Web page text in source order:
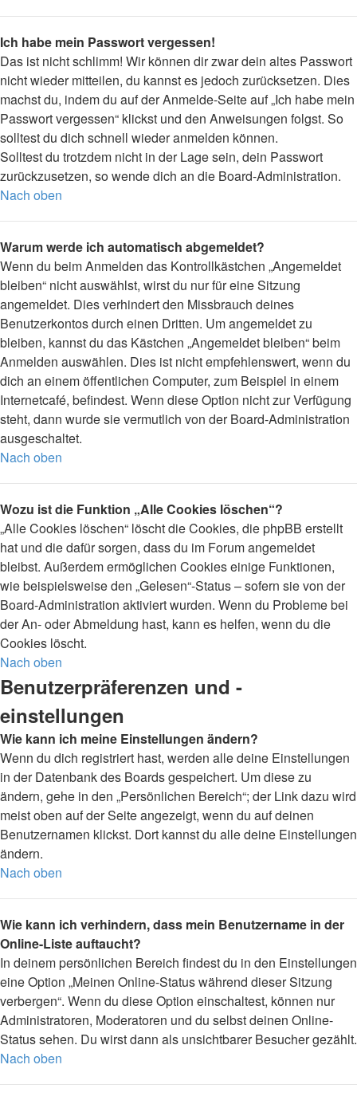
Ich habe mein Passwort vergessen!
Das ist nicht schlimm! Wir können dir zwar dein altes Passwort
nicht wieder mitteilen, du kannst es jedoch zurücksetzen. Dies
machst du, indem du auf der Anmelde-Seite auf „Ich habe mein
Passwort vergessen“ klickst und den Anweisungen folgst. So
solltest du dich schnell wieder anmelden können.
Solltest du trotzdem nicht in der Lage sein, dein Passwort
zurückzusetzen, so wende dich an die Board-Administration.
Nach oben
Warum werde ich automatisch abgemeldet?
Wenn du beim Anmelden das Kontrollkästchen „Angemeldet
bleiben“ nicht auswählst, wirst du nur für eine Sitzung
angemeldet. Dies verhindert den Missbrauch deines
Benutzerkontos durch einen Dritten. Um angemeldet zu
bleiben, kannst du das Kästchen „Angemeldet bleiben“ beim
Anmelden auswählen. Dies ist nicht empfehlenswert, wenn du
dich an einem öffentlichen Computer, zum Beispiel in einem
Internetcafé, befindest. Wenn diese Option nicht zur Verfügung
steht, dann wurde sie vermutlich von der Board-Administration
ausgeschaltet.
Nach oben
Wozu ist die Funktion „Alle Cookies löschen“?
„Alle Cookies löschen“ löscht die Cookies, die phpBB erstellt
hat und die dafür sorgen, dass du im Forum angemeldet
bleibst. Außerdem ermöglichen Cookies einige Funktionen,
wie beispielsweise den „Gelesen“-Status – sofern sie von der
Board-Administration aktiviert wurden. Wenn du Probleme bei
der An- oder Abmeldung hast, kann es helfen, wenn du die
Cookies löscht.
Nach oben
Benutzerpräferenzen und -
einstellungen
Wie kann ich meine Einstellungen ändern?
Wenn du dich registriert hast, werden alle deine Einstellungen
in der Datenbank des Boards gespeichert. Um diese zu
ändern, gehe in den „Persönlichen Bereich“; der Link dazu wird
meist oben auf der Seite angezeigt, wenn du auf deinen
Benutzernamen klickst. Dort kannst du alle deine Einstellungen
ändern.
Nach oben
Wie kann ich verhindern, dass mein Benutzername in der
Online-Liste auftaucht?
In deinem persönlichen Bereich findest du in den Einstellungen
eine Option „Meinen Online-Status während dieser Sitzung
verbergen“. Wenn du diese Option einschaltest, können nur
Administratoren, Moderatoren und du selbst deinen Online-
Status sehen. Du wirst dann als unsichtbarer Besucher gezählt.
Nach oben